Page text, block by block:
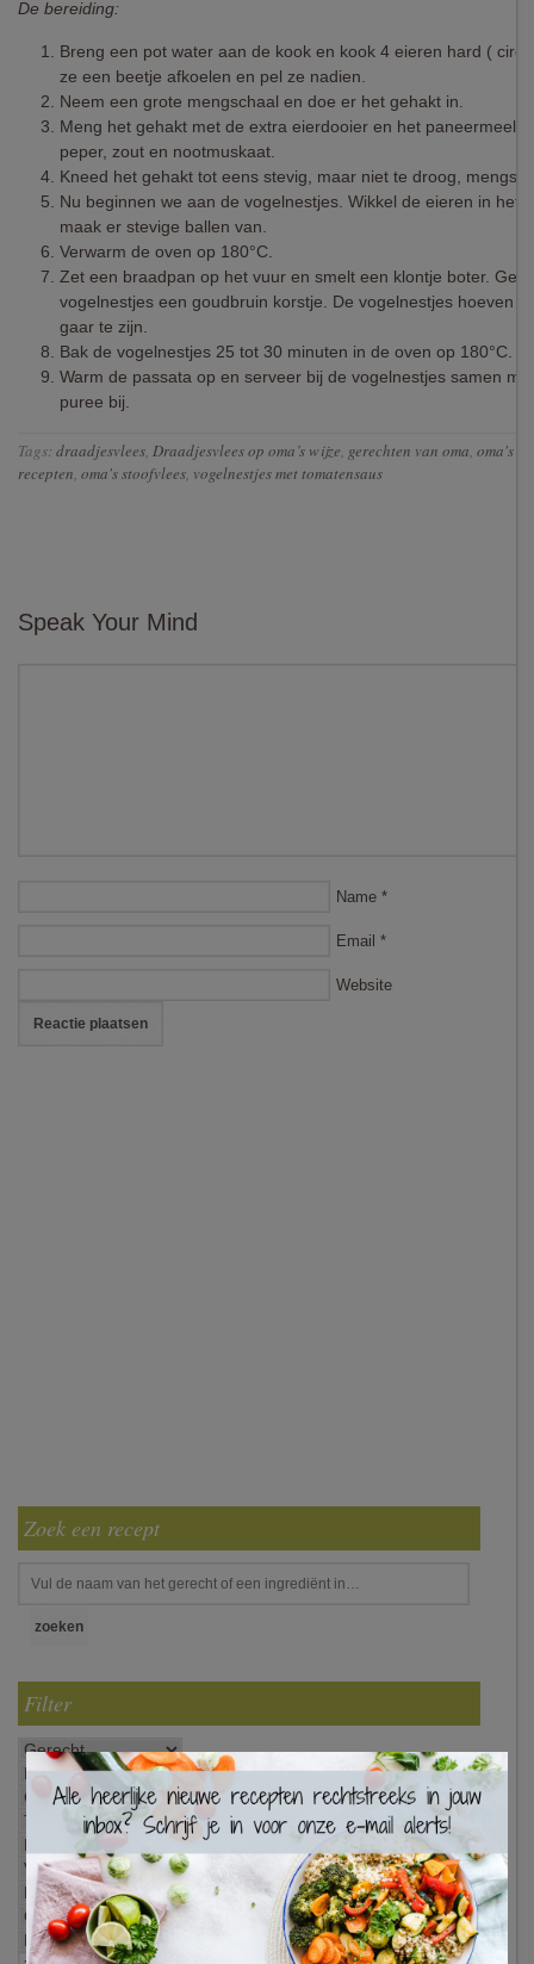
De bereiding:
Breng een pot water aan de kook en kook 4 eieren hard (
ze een beetje afkoelen en pel ze nadien.
Neem een grote mengschaal en doe er het gehakt in.
Meng het gehakt met de extra eierdooier en het paneermeel.
peper, zout en nootmuskaat.
Kneed het gehakt tot eens stevig, maar niet te droog,
Nu beginnen we aan de vogelnestjes. Wikkel de eieren in het
maak er stevige ballen van.
Verwarm de oven op 180°C.
Zet een braadpan op het vuur en smelt een klontje boter.
vogelnestjes een goudbruin korstje. De vogelnestjes hoeven
gaar te zijn.
Bak de vogelnestjes 25 tot 30 minuten in de oven op 180°C.
Warm de passata op en serveer bij de vogelnestjes samen
puree bij.
Tags: draadjesvlees, Draadjesvlees op oma’s wijze, gerechten van oma, oma's
recepten, oma's stoofvlees, vogelnestjes met tomatensaus
Speak Your Mind
Name *
Email *
Website
Zoek een recept
Filter
×